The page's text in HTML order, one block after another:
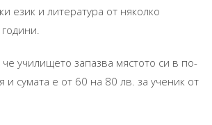
език и литература от няколко
училището запазва мястото си в по-
и сумата е от 60 на 80 лв. за ученик от